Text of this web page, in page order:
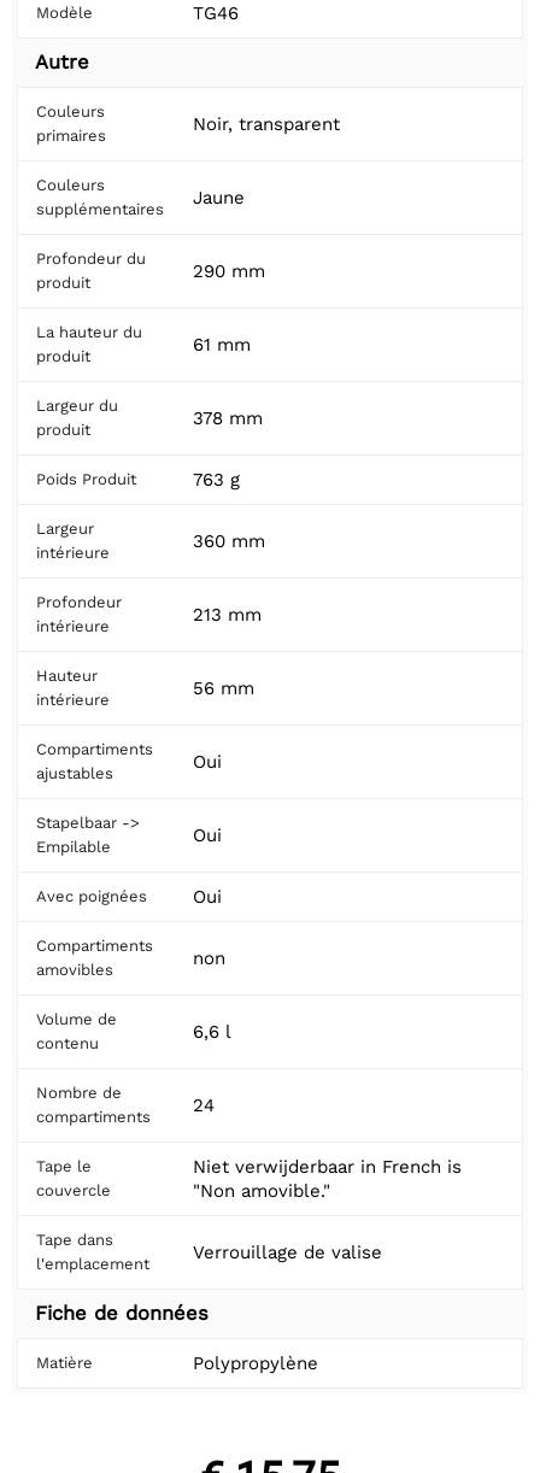
Modèle TG46
Autre
Couleurs
primaires
Noir, transparent
Couleurs
supplémentaires
Jaune
Profondeur du
produit
290 mm
La hauteur du
produit
61 mm
Largeur du
produit
378 mm
Poids Produit 763 g
Largeur
intérieure
360 mm
Profondeur
intérieure
213 mm
Hauteur
intérieure
56 mm
Compartiments
ajustables
Oui
Stapelbaar ->
Empilable
Oui
Avec poignées Oui
Compartiments
amovibles
non
Volume de
contenu
6,6 l
Nombre de
compartiments
24
Tape le
couvercle
Niet verwijderbaar in French is
"Non amovible."
Tape dans
l'emplacement
Verrouillage de valise
Fiche de données
Matière Polypropylène